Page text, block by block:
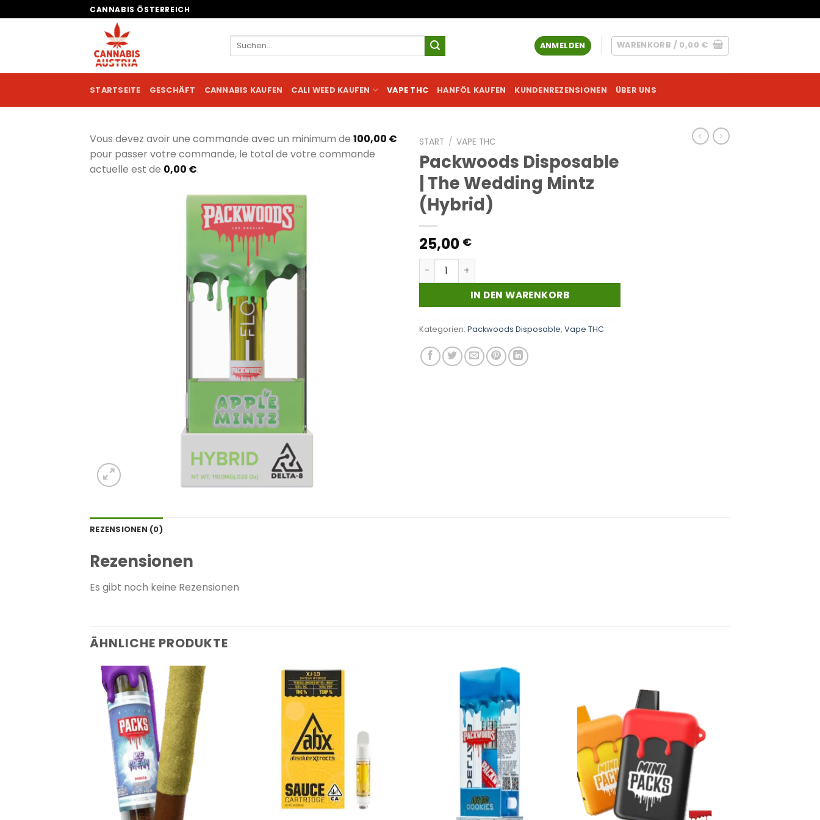
Inhalt
CANNABIS ÖSTERREICH
Suchen
ANMELDEN WARENKORB / 0,00 €
STARTSEITE GESCHÄFT CANNABIS KAUFEN CALI WEED KAUFEN VAPE THC HANFÖL KAUFEN KUNDENREZENSIONEN ÜBER UNS
Vous devez avoir une commande avec un minimum de 100,00 €
pour passer votre commande, le total de votre commande
actuelle est de 0,00 €.
START / VAPE THC
Packwoods Disposable
| The Wedding Mintz
(Hybrid)
25,00 €
Packwoods Disposable | The Wedding Mintz (Hybrid) Menge
IN DEN WARENKORB
Kategorien: Packwoods Disposable, Vape THC
REZENSIONEN (0)
Rezensionen
Es gibt noch keine Rezensionen
ÄHNLICHE PRODUKTE